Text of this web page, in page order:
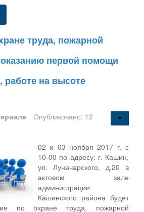
труда, пожарной
первой помощи
работе на высоте
Опубликовано: 12
02 и 03 ноября 2017 г. с
10-00 по адресу: г. Кашин,
ул. Луначарского, д.20 в
актовом зале
администрации
Кашинского района будет
по охране труда, пожарной